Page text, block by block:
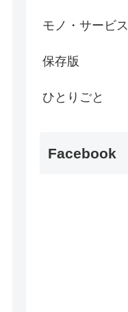
モノ・サービス
保存版
ひとりごと
Facebook